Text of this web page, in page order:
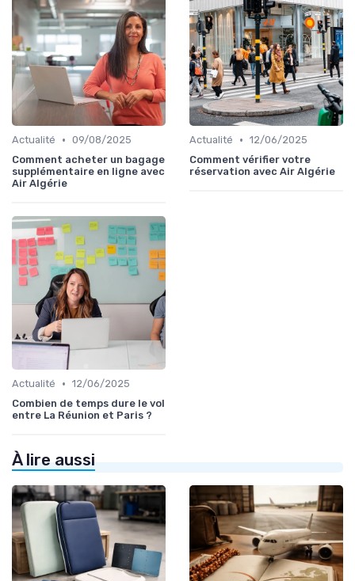
Actualité • 09/08/2025
Comment acheter un bagage
supplémentaire en ligne avec
Air Algérie
Actualité • 12/06/2025
Comment vérifier votre
réservation avec Air Algérie
Actualité • 12/06/2025
Combien de temps dure le vol
entre La Réunion et Paris ?
À lire aussi